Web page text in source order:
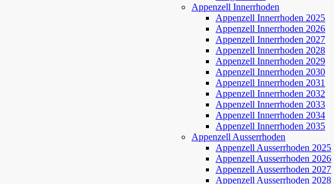
Appenzell Innerrhoden
Appenzell Innerrhoden 2025
Appenzell Innerrhoden 2026
Appenzell Innerrhoden 2027
Appenzell Innerrhoden 2028
Appenzell Innerrhoden 2029
Appenzell Innerrhoden 2030
Appenzell Innerrhoden 2031
Appenzell Innerrhoden 2032
Appenzell Innerrhoden 2033
Appenzell Innerrhoden 2034
Appenzell Innerrhoden 2035
Appenzell Ausserrhoden
Appenzell Ausserrhoden 2025
Appenzell Ausserrhoden 2026
Appenzell Ausserrhoden 2027
Appenzell Ausserrhoden 2028